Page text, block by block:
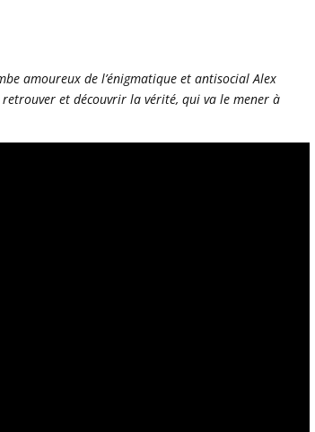
amoureux de l’énigmatique et antisocial Alex
et découvrir la vérité, qui va le mener à